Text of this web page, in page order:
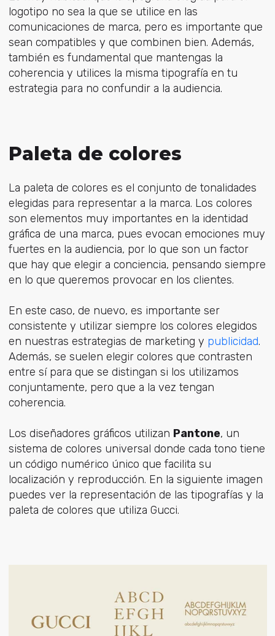
logotipo no sea la que se utilice en las
comunicaciones de marca, pero es importante que
sean compatibles y que combinen bien. Además,
también es fundamental que mantengas la
coherencia y utilices la misma tipografía en tu
estrategia para no confundir a la audiencia.
Paleta de colores
La paleta de colores es el conjunto de tonalidades
elegidas para representar a la marca. Los colores
son elementos muy importantes en la identidad
gráfica de una marca, pues evocan emociones muy
fuertes en la audiencia, por lo que son un factor
que hay que elegir a conciencia, pensando siempre
en lo que queremos provocar en los clientes.
En este caso, de nuevo, es importante ser
consistente y utilizar siempre los colores elegidos
en nuestras estrategias de marketing y publicidad.
Además, se suelen elegir colores que contrasten
entre sí para que se distingan si los utilizamos
conjuntamente, pero que a la vez tengan
coherencia.
Los diseñadores gráficos utilizan Pantone, un
sistema de colores universal donde cada tono tiene
un código numérico único que facilita su
localización y reproducción. En la siguiente imagen
puedes ver la representación de las tipografías y la
paleta de colores que utiliza Gucci.